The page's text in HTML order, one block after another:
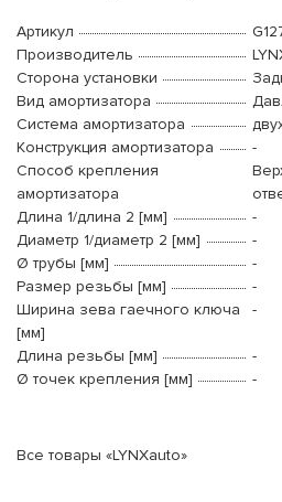
Артикул
Производитель
Сторона установки
Вид амортизатора
Система амортизатора
Конструкция амортизатора
-
Способ крепления
амортизатора
Длина 1/длина 2 [мм]
-
Диаметр 1/диаметр 2 [мм]
-
Ø трубы [мм]
-
Размер резьбы [мм]
-
Ширина зева гаечного ключа
[мм]
-
Длина резьбы [мм]
-
Ø точек крепления [мм]
-
Все товары «LYNXauto»